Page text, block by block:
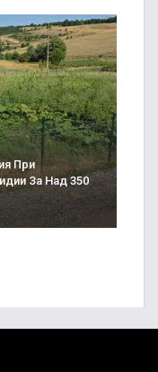
При
За Над 350